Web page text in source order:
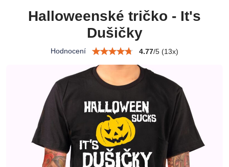
Halloweenské tričko - It's
Dušičky
Hodnocení 4.77/5 (13x)